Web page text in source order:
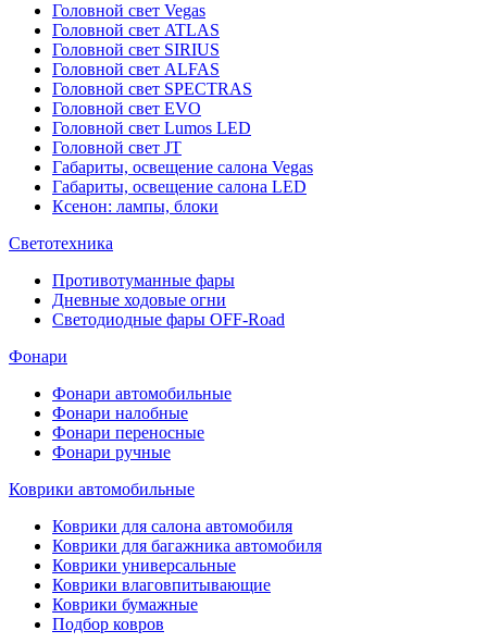
Головной свет Vegas
Головной свет ATLAS
Головной свет SIRIUS
Головной свет ALFAS
Головной свет SPECTRAS
Головной свет EVO
Головной свет Lumos LED
Головной свет JT
Габариты, освещение салона Vegas
Габариты, освещение салона LED
Ксенон: лампы, блоки
Светотехника
Противотуманные фары
Дневные ходовые огни
Светодиодные фары OFF-Road
Фонари
Фонари автомобильные
Фонари налобные
Фонари переносные
Фонари ручные
Коврики автомобильные
Коврики для салона автомобиля
Коврики для багажника автомобиля
Коврики универсальные
Коврики влаговпитывающие
Коврики бумажные
Подбор ковров